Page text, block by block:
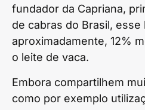
fundador da Capriana,
de cabras do Brasil, esse
aproximadamente, 12%
o leite de vaca.
Embora compartilhem
como por exemplo